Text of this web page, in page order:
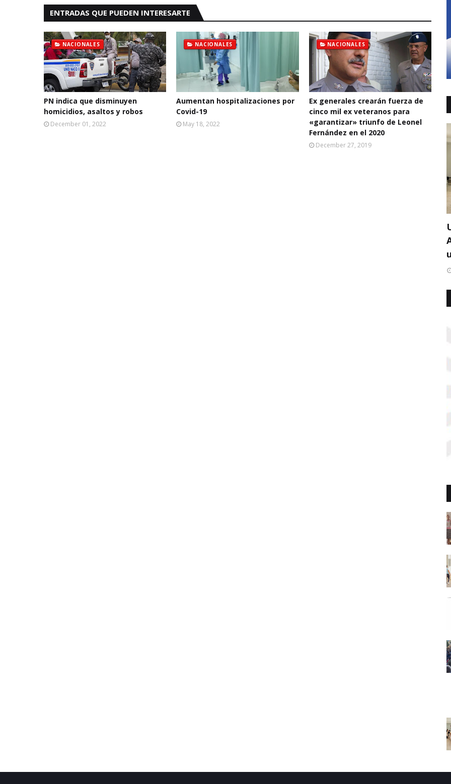
ENTRADAS QUE PUEDEN INTERESARTE
NACIONALES
PN indica que disminuyen
homicidios, asaltos y robos
December 01, 2022
NACIONALES
Aumentan hospitalizaciones por
Covid-19
May 18, 2022
NACIONALES
Ex generales crearán fuerza de
cinco mil ex veteranos para
«garantizar» triunfo de Leonel
Fernández en el 2020
December 27, 2019